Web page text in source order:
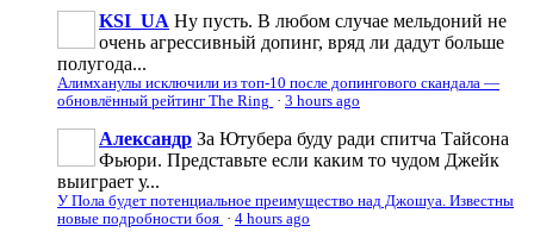
KSI_UA Ну пусть. В любом случае мельдоний не
очень агрессивньій допинг, вряд ли дадут больше
полугода...
Алимханулы исключили из топ-10 после допингового скандала —
обновлённый рейтинг The Ring · 3 hours ago
Александр За Ютубера буду ради спитча Тайсона
Фьюри. Представьте если каким то чудом Джейк
выиграет у...
У Пола будет потенциальное преимущество над Джошуа. Известны
новые подробности боя · 4 hours ago